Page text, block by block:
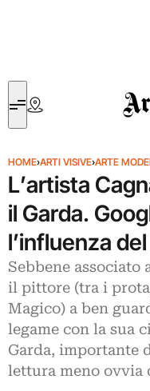
HOME›ARTI VISIVE›ARTE
L’artista
il Garda.
l’influenza
Sebbene
il pittore (tra i
Magico) a ben
legame con la sua
Garda, importante
lettura meno ovvia